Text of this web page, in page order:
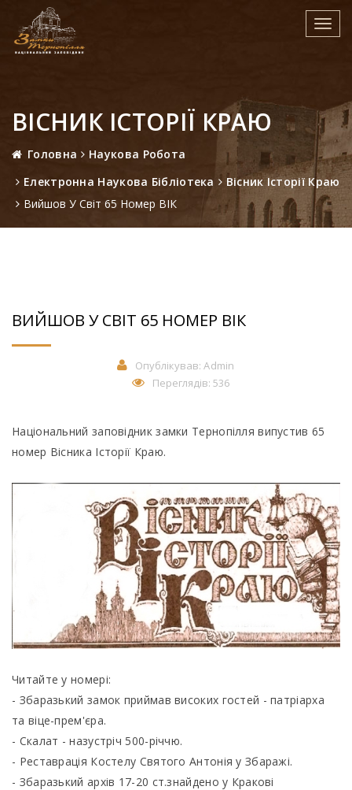
ВІСНИК ІСТОРІЇ КРАЮ
Головна
Наукова Робота
Електронна Наукова Бібліотека
Вісник Історії Краю
Вийшов У Світ 65 Номер ВІК
ВИЙШОВ У СВІТ 65 НОМЕР ВІК
Опублікував:Admin
Переглядів: 536
Національний заповідник замки Тернопілля випустив 65
номер Вісника Історії Краю.
Читайте у номері:
- Збаразький замок приймав високих гостей - патріарха
та віце-прем'єра.
- Скалат - назустріч 500-річчю.
- Реставрація Костелу Святого Антонія у Збаражі.
- Збаразький архів 17-20 ст.знайдено у Кракові